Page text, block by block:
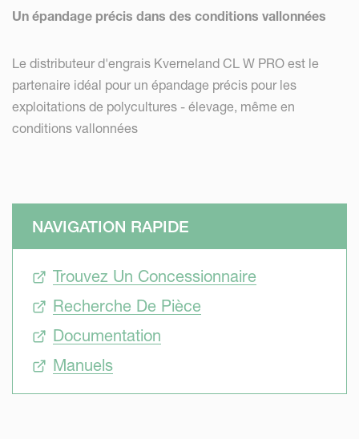
Un épandage précis dans des conditions vallonnées
Le distributeur d'engrais Kverneland CL W PRO est le
partenaire idéal pour un épandage précis pour les
exploitations de polycultures - élevage, même en
conditions vallonnées
NAVIGATION RAPIDE
Trouvez Un Concessionnaire
Recherche De Pièce
Documentation
Manuels